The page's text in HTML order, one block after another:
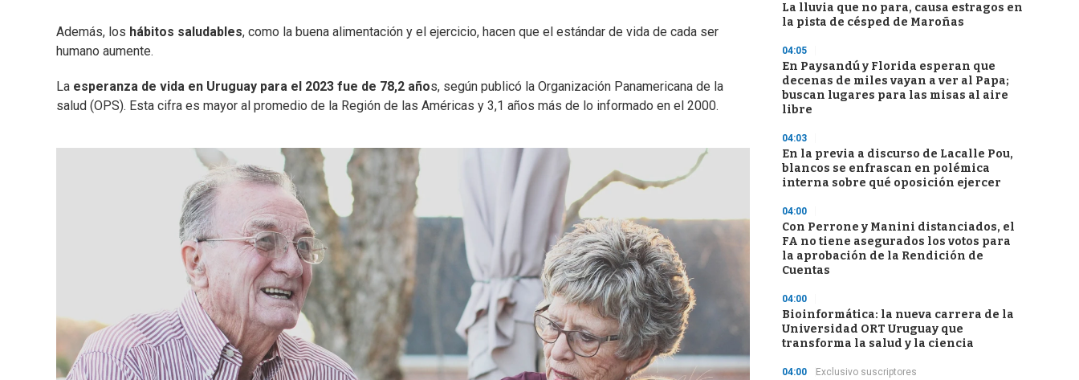
Además, los hábitos saludables, como la buena alimentación y el ejercicio, hacen que el estándar de vida de cada ser
humano aumente.
La esperanza de vida en Uruguay para el 2023 fue de 78,2 años, según publicó la Organización Panamericana de la
salud (OPS). Esta cifra es mayor al promedio de la Región de las Américas y 3,1 años más de lo informado en el 2000.
La lluvia que no para, causa estragos en
la pista de césped de Maroñas
04:05
En Paysandú y Florida esperan que
decenas de miles vayan a ver al Papa;
buscan lugares para las misas al aire
libre
04:03
En la previa a discurso de Lacalle Pou,
blancos se enfrascan en polémica
interna sobre qué oposición ejercer
04:00
Con Perrone y Manini distanciados, el
FA no tiene asegurados los votos para
la aprobación de la Rendición de
Cuentas
04:00
Bioinformática: la nueva carrera de la
Universidad ORT Uruguay que
transforma la salud y la ciencia
04:00 Exclusivo suscriptores